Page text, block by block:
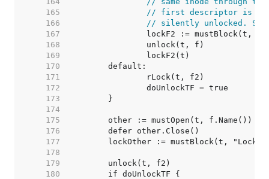
   165
// first descriptor is
   166
// silently unlocked. So a
   167
   168
   169
   170
   171
   172
   173
   174
   175
   176
   177
   178
   179
   180